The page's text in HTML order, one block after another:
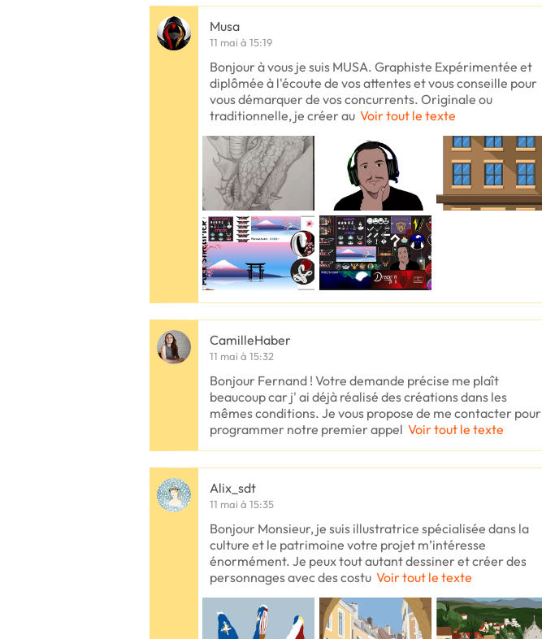
Musa
11 mai à 15:19
Bonjour à vous je suis MUSA. Graphiste Expérimentée et
diplômée à l'écoute de vos attentes et vous conseille pour
vous démarquer de vos concurrents. Originale ou
traditionnelle, je créer au Voir tout le texte
CamilleHaber
11 mai à 15:32
Bonjour Fernand ! Votre demande précise me plaît
beaucoup car j' ai déjà réalisé des créations dans les
mêmes conditions. Je vous propose de me contacter pour
programmer notre premier appel Voir tout le texte
Alix_sdt
11 mai à 15:35
Bonjour Monsieur, je suis illustratrice spécialisée dans la
culture et le patrimoine votre projet m’intéresse
énormément. Je peux tout autant dessiner et créer des
personnages avec des costu Voir tout le texte